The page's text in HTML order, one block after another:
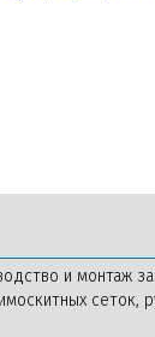
и монтаж
сеток,